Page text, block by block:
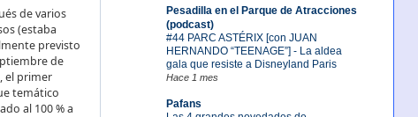
Pesadilla en el Parque de Atracciones
(podcast)
#44 PARC ASTÉRIX [con JUAN
HERNANDO “TEENAGE”] - La aldea
gala que resiste a Disneyland Paris
Hace 1 mes
Pafans